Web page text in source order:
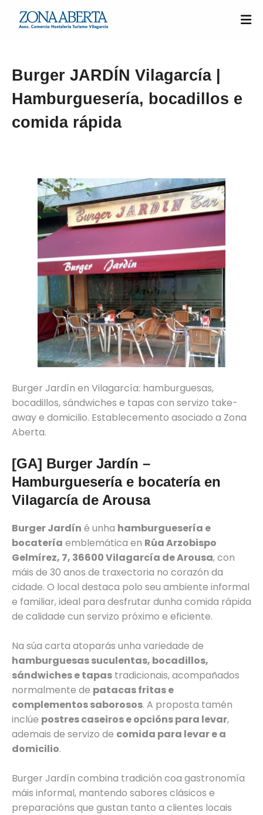
Burger JARDÍN Vilagarcía |
Hamburguesería, bocadillos e
comida rápida
Burger Jardín en Vilagarcía: hamburguesas,
bocadillos, sándwiches e tapas con servizo take-
away e domicilio. Establecemento asociado a Zona
Aberta.
[GA] Burger Jardín –
Hamburguesería e bocatería en
Vilagarcía de Arousa
Burger Jardín é unha hamburguesería e
bocatería emblemática en Rúa Arzobispo
Gelmírez, 7, 36600 Vilagarcía de Arousa, con
máis de 30 anos de traxectoria no corazón da
cidade. O local destaca polo seu ambiente informal
e familiar, ideal para desfrutar dunha comida rápida
de calidade cun servizo próximo e eficiente.
Na súa carta atoparás unha variedade de
hamburguesas suculentas, bocadillos,
sándwiches e tapas tradicionais, acompañados
normalmente de patacas fritas e
complementos saborosos. A proposta tamén
inclúe postres caseiros e opcións para levar,
ademais de servizo de comida para levar e a
domicilio.
Burger Jardín combina tradición coa gastronomía
máis informal, mantendo sabores clásicos e
preparacións que gustan tanto a clientes locais